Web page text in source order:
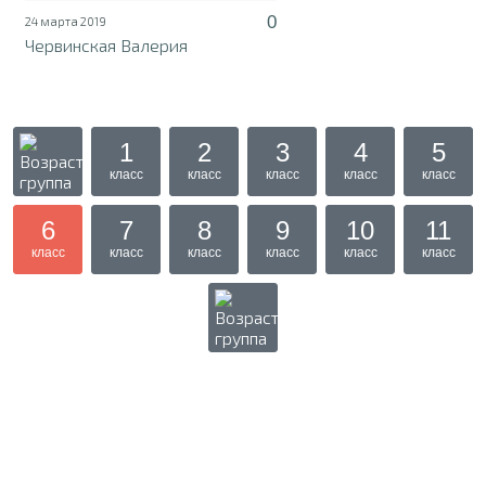
24 марта 2019
0
Червинская Валерия
1
класс
2
класс
3
класс
4
класс
5
класс
6
класс
7
класс
8
класс
9
класс
10
класс
11
класс